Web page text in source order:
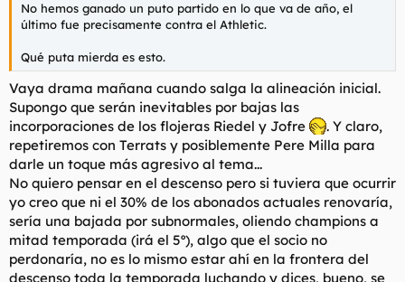
No hemos ganado un puto partido en lo que va de año, el
último fue precisamente contra el Athletic.
Qué puta mierda es esto.
Vaya drama mañana cuando salga la alineación inicial.
Supongo que serán inevitables por bajas las
incorporaciones de los flojeras Riedel y Jofre
. Y claro,
repetiremos con Terrats y posiblemente Pere Milla para
darle un toque más agresivo al tema...
No quiero pensar en el descenso pero si tuviera que ocurrir
yo creo que ni el 30% de los abonados actuales renovaría,
sería una bajada por subnormales, oliendo champions a
mitad temporada (irá el 5º), algo que el socio no
perdonaría, no es lo mismo estar ahí en la frontera del
descenso toda la temporada luchando y dices, bueno, se